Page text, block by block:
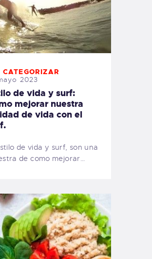
CATEGORIZAR
2023
de vida y surf:
mejorar nuestra
de vida con el
de vida y surf, son una
de como mejorar…